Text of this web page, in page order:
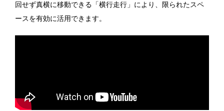
回せず真横に移動できる「横行走行」により、限られたスペ
ースを有効に活用できます。